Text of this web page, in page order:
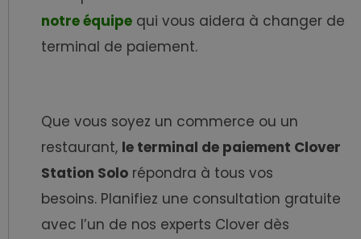
notre équipe qui vous aidera à changer de
terminal de paiement.
Que vous soyez un commerce ou un
restaurant, le terminal de paiement Clover
Station Solo répondra à tous vos
besoins. Planifiez une consultation gratuite
avec l’un de nos experts Clover dès